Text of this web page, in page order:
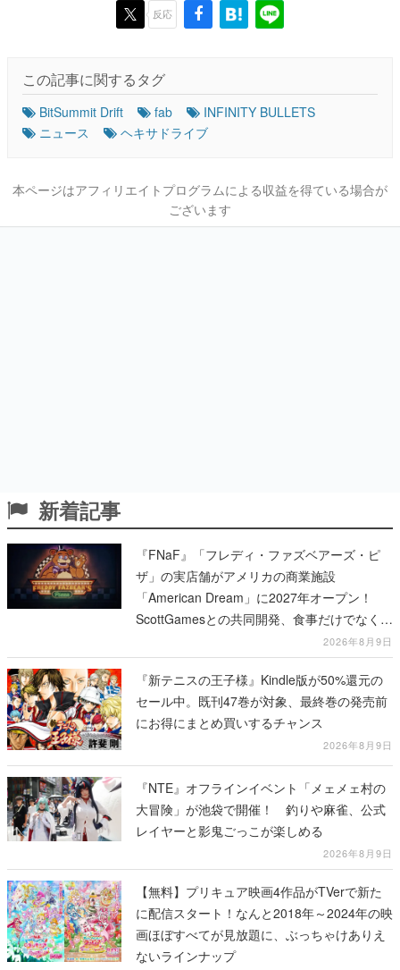
反応
この記事に関するタグ
BitSummit Drift fab
INFINITY BULLETS
ニュース
ヘキサドライブ
本ページはアフィリエイトプログラムによる収益を得ている場合が
ございます
新着記事
『FNaF』「フレディ・ファズベアーズ・ピ
ザ」の実店舗がアメリカの商業施設
「American Dream」に2027年オープン！
ScottGamesとの共同開発、食事だけでなくス
テージショーや没入型のホラー体験も楽しめ
る
2026年8月9日
『新テニスの王子様』Kindle版が50%還元の
セール中。既刊47巻が対象、最終巻の発売前
にお得にまとめ買いするチャンス
2026年8月9日
『NTE』オフラインイベント「メェメェ村の
大冒険」が池袋で開催！ 釣りや麻雀、公式
レイヤーと影鬼ごっこが楽しめる
2026年8月9日
【無料】プリキュア映画4作品がTVerで新た
に配信スタート！なんと2018年～2024年の映
画ほぼすべてが見放題に、ぶっちゃけありえ
ないラインナップ